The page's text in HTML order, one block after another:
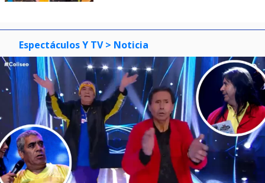
Espectáculos Y TV > Noticia